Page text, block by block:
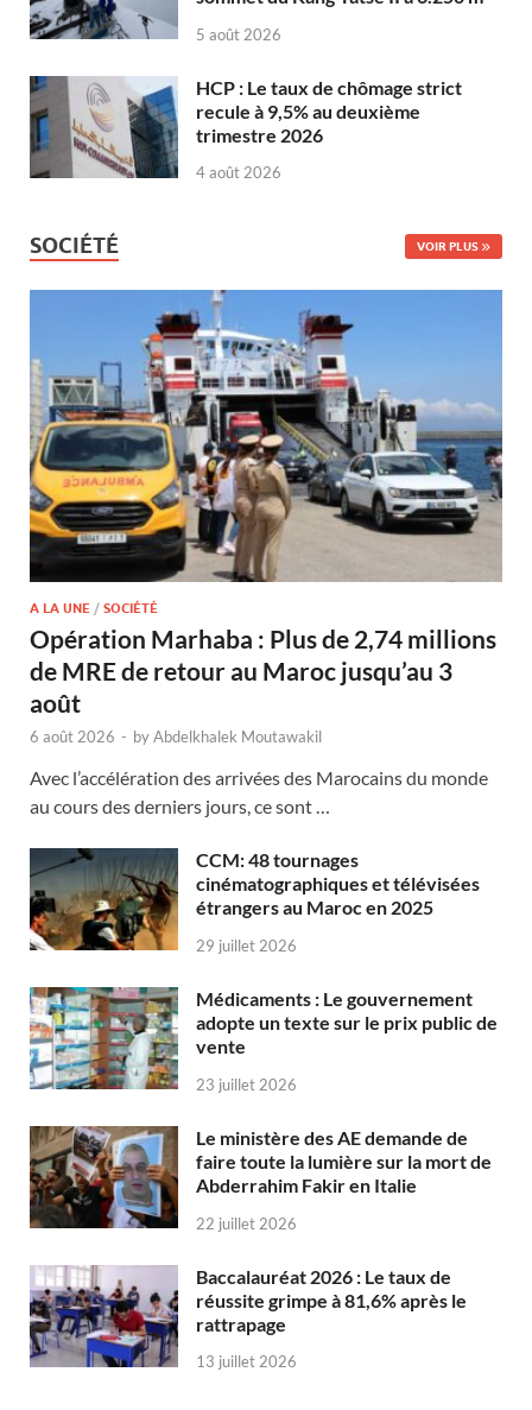
5 août 2026
HCP : Le taux de chômage strict
recule à 9,5% au deuxième
trimestre 2026
4 août 2026
SOCIÉTÉ VOIR PLUS
A LA UNE / SOCIÉTÉ
Opération Marhaba : Plus de 2,74 millions
de MRE de retour au Maroc jusqu’au 3
août
6 août 2026 - byAbdelkhalek Moutawakil
Avec l’accélération des arrivées des Marocains du monde
au cours des derniers jours, ce sont …
CCM: 48 tournages
cinématographiques et télévisées
étrangers au Maroc en 2025
29 juillet 2026
Médicaments : Le gouvernement
adopte un texte sur le prix public de
vente
23 juillet 2026
Le ministère des AE demande de
faire toute la lumière sur la mort de
Abderrahim Fakir en Italie
22 juillet 2026
Baccalauréat 2026 : Le taux de
réussite grimpe à 81,6% après le
rattrapage
13 juillet 2026